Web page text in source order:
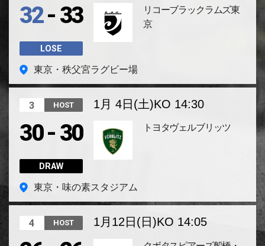
32- 33
LOSE
リコーブラックラムズ東
京
東京・秩父宮ラグビー場
3 HOST 1月 4日(土)KO 14:30
30- 30
DRAW
トヨタヴェルブリッツ
東京・味の素スタジアム
4 HOST 1月12日(日)KO 14:05